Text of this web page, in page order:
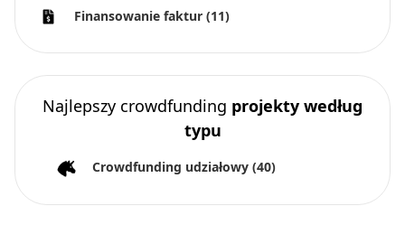
Finansowanie faktur (11)
Najlepszy crowdfunding projekty według
typu
Crowdfunding udziałowy (40)